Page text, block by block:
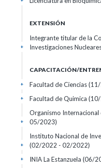
EXTENSIÓN
Integrante titular de la
Investigaciones
+
CAPACITACIÓN/
Facultad de Ciencias
+
Facultad de Quimica
+
Organismo
05/2023)
+
Instituto Nacional de
(02/2022 - 02/2022)
+
INIA La Estanzuela (06/
+